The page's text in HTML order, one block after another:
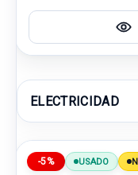
ELECTRICIDAD
-5% USADO